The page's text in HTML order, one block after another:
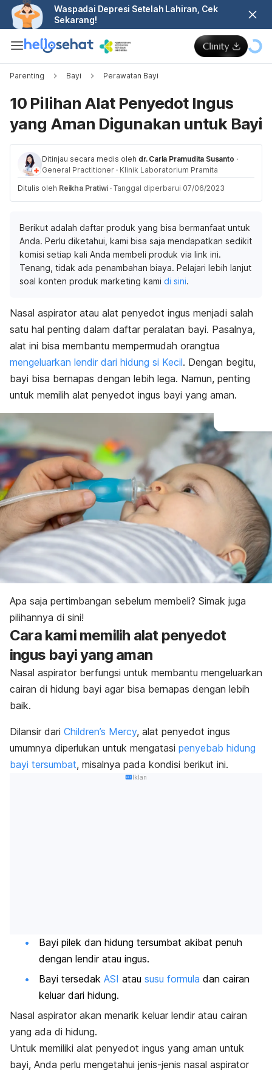
Waspadai Depresi Setelah Lahiran, Cek
Sekarang!
Parenting Bayi Perawatan Bayi
10 Pilihan Alat Penyedot Ingus
yang Aman Digunakan untuk Bayi
Ditinjau secara medis oleh dr. Carla Pramudita Susanto ·
General Practitioner · Klinik Laboratorium Pramita
Ditulis oleh Reikha Pratiwi · Tanggal diperbarui 07/06/2023
Berikut adalah daftar produk yang bisa bermanfaat untuk
Anda. Perlu diketahui, kami bisa saja mendapatkan sedikit
komisi setiap kali Anda membeli produk via link ini.
Tenang, tidak ada penambahan biaya. Pelajari lebih lanjut
soal konten produk marketing kami di sini.
Nasal aspirator atau alat penyedot ingus menjadi salah
satu hal penting dalam daftar peralatan bayi. Pasalnya,
alat ini bisa membantu mempermudah orangtua
mengeluarkan lendir dari hidung si Kecil. Dengan begitu,
bayi bisa bernapas dengan lebih lega. Namun, penting
untuk memilih alat penyedot ingus bayi yang aman.
Apa saja pertimbangan sebelum membeli? Simak juga
pilihannya di sini!
Cara kami memilih alat penyedot
ingus bayi yang aman
Nasal aspirator berfungsi untuk membantu mengeluarkan
cairan di hidung bayi agar bisa bernapas dengan lebih
baik.
Dilansir dari Children’s Mercy, alat penyedot ingus
umumnya diperlukan untuk mengatasi penyebab hidung
bayi tersumbat, misalnya pada kondisi berikut ini.
Iklan
Bayi pilek dan hidung tersumbat akibat penuh
dengan lendir atau ingus.
Bayi tersedak ASI atau susu formula dan cairan
keluar dari hidung.
Nasal aspirator akan menarik keluar lendir atau cairan
yang ada di hidung.
Untuk memiliki alat penyedot ingus yang aman untuk
bayi, Anda perlu mengetahui jenis-jenis nasal aspirator